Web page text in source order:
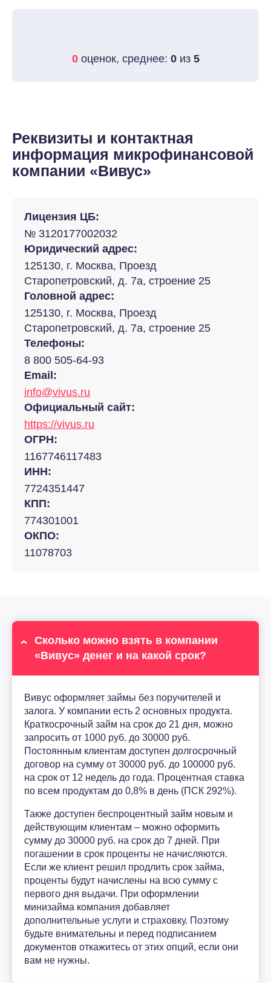
0оценок, среднее: 0из 5
Реквизиты и контактная
информация микрофинансовой
компании «Вивус»
Лицензия ЦБ:
№ 3120177002032
Юридический адрес:
125130, г. Москва, Проезд
Старопетровский, д. 7а, строение 25
Головной адрес:
125130, г. Москва, Проезд
Старопетровский, д. 7а, строение 25
Телефоны:
8 800 505-64-93
Email:
info@vivus.ru
Официальный сайт:
https://vivus.ru
ОГРН:
1167746117483
ИНН:
7724351447
КПП:
774301001
ОКПО:
11078703
Сколько можно взять в компании
«Вивус» денег и на какой срок?
Вивус оформляет займы без поручителей и
залога. У компании есть 2 основных продукта.
Краткосрочный займ на срок до 21 дня, можно
запросить от 1000 руб. до 30000 руб.
Постоянным клиентам доступен долгосрочный
договор на сумму от 30000 руб. до 100000 руб.
на срок от 12 недель до года. Процентная ставка
по всем продуктам до 0,8% в день (ПСК 292%).
Также доступен беспроцентный займ новым и
действующим клиентам – можно оформить
сумму до 30000 руб. на срок до 7 дней. При
погашении в срок проценты не начисляются.
Если же клиент решил продлить срок займа,
проценты будут начислены на всю сумму с
первого дня выдачи. При оформлении
минизайма компания добавляет
дополнительные услуги и страховку. Поэтому
будьте внимательны и перед подписанием
документов откажитесь от этих опций, если они
вам не нужны.